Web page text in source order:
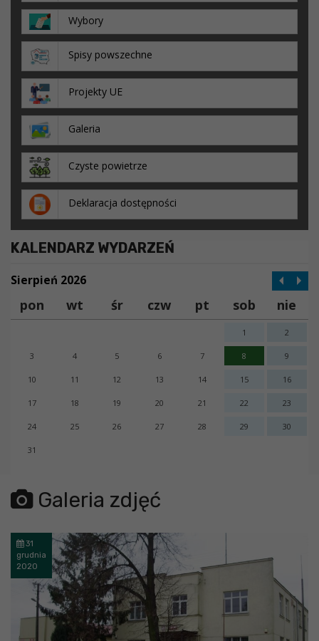
Wybory
Spisy powszechne
Projekty UE
Galeria
Czyste powietrze
Deklaracja dostępności
KALENDARZ WYDARZEŃ
Sierpień 2026
pon wt śr czw pt sob nie
1 2
3 4 5 6 7 8 9
10 11 12 13 14 15 16
17 18 19 20 21 22 23
24 25 26 27 28 29 30
31
error getting json:
Galeria zdjęć
31
grudnia
2020